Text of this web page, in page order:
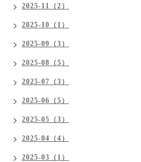
2025-11（2）
2025-10（1）
2025-09（3）
2025-08（5）
2025-07（3）
2025-06（5）
2025-05（3）
2025-04（4）
2025-03（1）